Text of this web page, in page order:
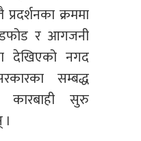
क्रममा
र आगजनी
देखिएको नगद
सम्बद्ध
कारबाही सुरु